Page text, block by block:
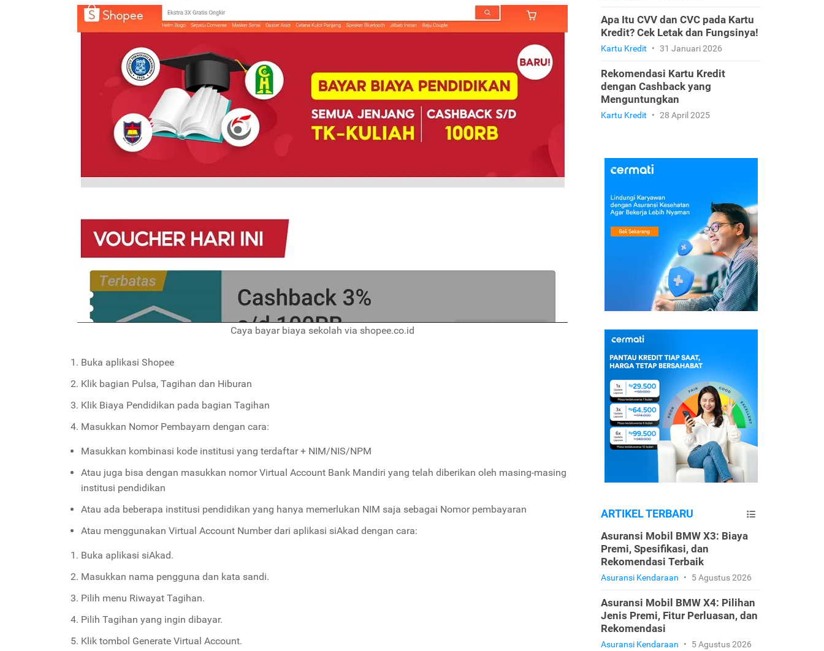
Caya bayar biaya sekolah via shopee.co.id
Buka aplikasi Shopee
Klik bagian Pulsa, Tagihan dan Hiburan
Klik Biaya Pendidikan pada bagian Tagihan
Masukkan Nomor Pembayarn dengan cara:
Masukkan kombinasi kode institusi yang terdaftar + NIM/NIS/NPM
Atau juga bisa dengan masukkan nomor Virtual Account Bank Mandiri yang telah diberikan oleh masing-masing
institusi pendidikan
Atau ada beberapa institusi pendidikan yang hanya memerlukan NIM saja sebagai Nomor pembayaran
Atau menggunakan Virtual Account Number dari aplikasi siAkad dengan cara:
Buka aplikasi siAkad.
Masukkan nama pengguna dan kata sandi.
Pilih menu Riwayat Tagihan.
Pilih Tagihan yang ingin dibayar.
Klik tombol Generate Virtual Account.
Apa Itu CVV dan CVC pada Kartu
Kredit? Cek Letak dan Fungsinya!
Kartu Kredit • 31 Januari 2026
Rekomendasi Kartu Kredit
dengan Cashback yang
Menguntungkan
Kartu Kredit • 28 April 2025
ARTIKEL TERBARU
Asuransi Mobil BMW X3: Biaya
Premi, Spesifikasi, dan
Rekomendasi Terbaik
Asuransi Kendaraan • 5 Agustus 2026
Asuransi Mobil BMW X4: Pilihan
Jenis Premi, Fitur Perluasan, dan
Rekomendasi
Asuransi Kendaraan • 5 Agustus 2026